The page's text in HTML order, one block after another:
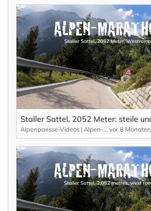
Alpenpaesse-Videos | Alpen-Marathon vor 8 Monaten